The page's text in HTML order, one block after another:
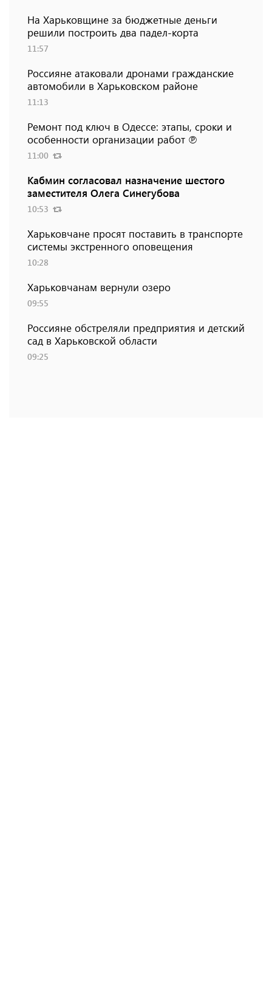
На Харьковщине за бюджетные деньги
решили построить два падел-корта
11:57
Россияне атаковали дронами гражданские
автомобили в Харьковском районе
11:13
Ремонт под ключ в Одессе: этапы, сроки и
особенности организации работ ℗
11:00
Кабмин согласовал назначение шестого
заместителя Олега Синегубова
10:53
Харьковчане просят поставить в транспорте
системы экстренного оповещения
10:28
Харьковчанам вернули озеро
09:55
Россияне обстреляли предприятия и детский
сад в Харьковской области
09:25